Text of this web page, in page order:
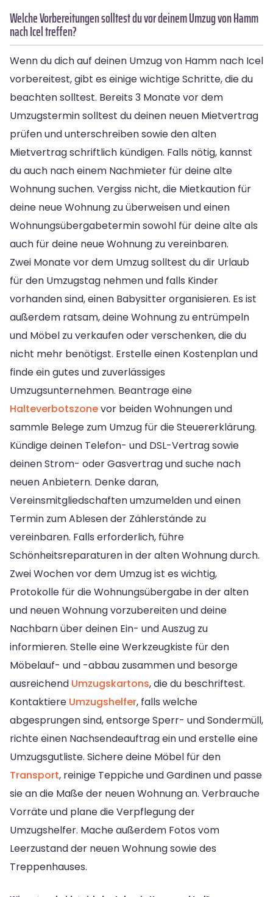
Welche Vorbereitungen solltest du vor deinem Umzug von Hamm
nach Icel treffen?
Wenn du dich auf deinen Umzug von Hamm nach Icel
vorbereitest, gibt es einige wichtige Schritte, die du
beachten solltest. Bereits 3 Monate vor dem
Umzugstermin solltest du deinen neuen Mietvertrag
prüfen und unterschreiben sowie den alten
Mietvertrag schriftlich kündigen. Falls nötig, kannst
du auch nach einem Nachmieter für deine alte
Wohnung suchen. Vergiss nicht, die Mietkaution für
deine neue Wohnung zu überweisen und einen
Wohnungsübergabetermin sowohl für deine alte als
auch für deine neue Wohnung zu vereinbaren.
Zwei Monate vor dem Umzug solltest du dir Urlaub
für den Umzugstag nehmen und falls Kinder
vorhanden sind, einen Babysitter organisieren. Es ist
außerdem ratsam, deine Wohnung zu entrümpeln
und Möbel zu verkaufen oder verschenken, die du
nicht mehr benötigst. Erstelle einen Kostenplan und
finde ein gutes und zuverlässiges
Umzugsunternehmen. Beantrage eine
Halteverbotszonevor beiden Wohnungen und
sammle Belege zum Umzug für die Steuererklärung.
Kündige deinen Telefon- und DSL-Vertrag sowie
deinen Strom- oder Gasvertrag und suche nach
neuen Anbietern. Denke daran,
Vereinsmitgliedschaften umzumelden und einen
Termin zum Ablesen der Zählerstände zu
vereinbaren. Falls erforderlich, führe
Schönheitsreparaturen in der alten Wohnung durch.
Zwei Wochen vor dem Umzug ist es wichtig,
Protokolle für die Wohnungsübergabe in der alten
und neuen Wohnung vorzubereiten und deine
Nachbarn über deinen Ein- und Auszug zu
informieren. Stelle eine Werkzeugkiste für den
Möbelauf- und -abbau zusammen und besorge
ausreichend Umzugskartons, die du beschriftest.
Kontaktiere Umzugshelfer, falls welche
abgesprungen sind, entsorge Sperr- und Sondermüll,
richte einen Nachsendeauftrag ein und erstelle eine
Umzugsgutliste. Sichere deine Möbel für den
Transport, reinige Teppiche und Gardinen und passe
sie an die Maße der neuen Wohnung an. Verbrauche
Vorräte und plane die Verpflegung der
Umzugshelfer. Mache außerdem Fotos vom
Leerzustand der neuen Wohnung sowie des
Treppenhauses.